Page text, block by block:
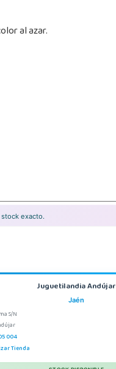
al azar.
exacto.
Juguetilandia Andújar
Jaén
S/N
004
Tienda